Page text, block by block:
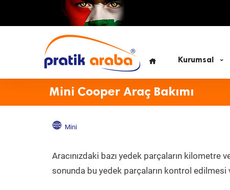
Kurumsal
Mini Cooper Araç Bakımı
Mini
Aracınızdaki bazı yedek parçaların kilometre
sonunda bu yedek parçaların kontrol